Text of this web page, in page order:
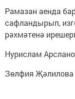
Рамазан аенда
сафландырып,
рәхмәтенә
Нурислам
Зөлфия